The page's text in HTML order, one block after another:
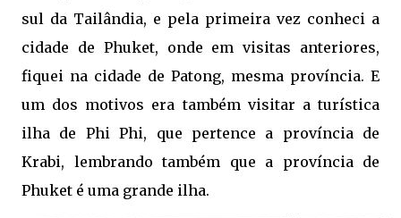
sul da Tailândia, e pela primeira vez conheci a
cidade de Phuket, onde em visitas anteriores,
fiquei na cidade de Patong, mesma província. E
um dos motivos era também visitar a turística
ilha de Phi Phi, que pertence a província de
Krabi, lembrando também que a província de
Phuket é uma grande ilha.